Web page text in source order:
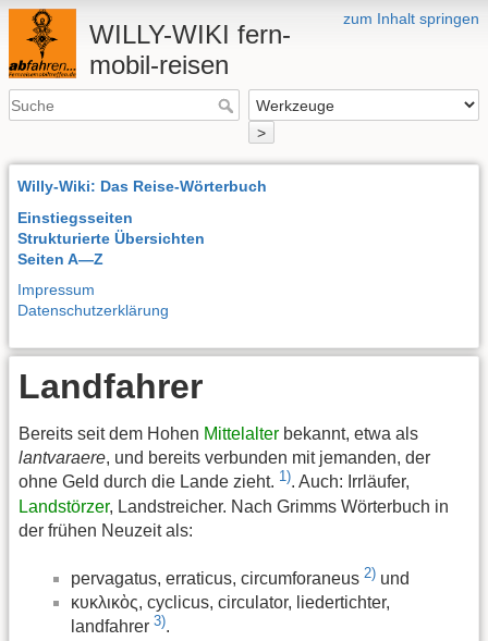
zum Inhalt springen
WILLY-WIKI fern-
mobil-reisen
>
Willy-Wiki: Das Reise-Wörterbuch
Einstiegsseiten
Strukturierte Übersichten
Seiten A—Z
Impressum
Datenschutzerklärung
Landfahrer
Bereits seit dem Hohen Mittelalter bekannt, etwa als
lantvaraere, und bereits verbunden mit jemanden, der
ohne Geld durch die Lande zieht. 1). Auch: Irrläufer,
Landstörzer, Landstreicher. Nach Grimms Wörterbuch in
der frühen Neuzeit als:
pervagatus, erraticus, circumforaneus 2) und
κυκλικὸς, cyclicus, circulator, liedertichter,
landfahrer 3).